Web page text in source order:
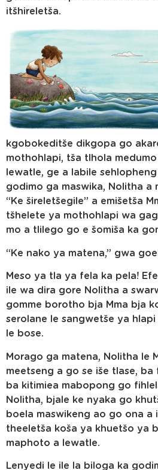
itšhireletša.
kgobokeditše dikgopa go
mothohlapi, tša tlhola
lewatle, ge a labile
godimo ga maswika, Nolitha a
“Ke šireletšegile” a emišetša
tšhelete ya mothohlapi wa
mo a tlilego go e šomiša ka
“Ke nako ya matena,” gwa
Meso ya tla ya fela ka pela!
ile wa dira gore Nolitha a
gomme borotho bja Mma bja
serolane le sangwetše ya
le bose.
Morago ga matena, Nolitha le
meetseng a go se iše tlase,
ba kitimiea mabopong go
Nolitha, bjale ke nyaka go
boela maswikeng ao go ona a
theeletša koša ya khuetšo ya
maphoto a lewatle.
Lenyedi le ile la biloga ka